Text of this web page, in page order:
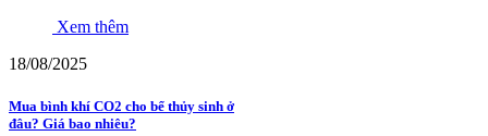
Xem thêm
18/08/2025
Mua bình khí CO2 cho bể thủy sinh ở
đâu? Giá bao nhiêu?